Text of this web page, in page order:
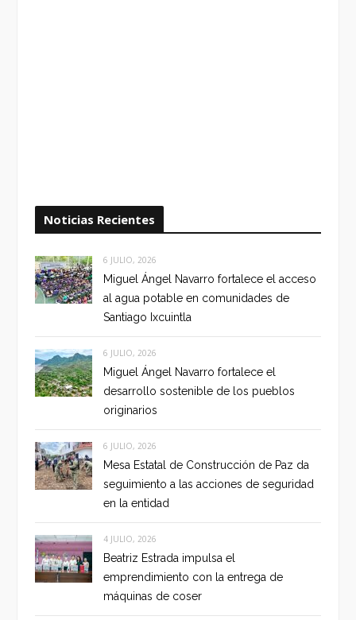
Noticias Recientes
6 JULIO, 2026
Miguel Ángel Navarro fortalece el acceso
al agua potable en comunidades de
Santiago Ixcuintla
6 JULIO, 2026
Miguel Ángel Navarro fortalece el
desarrollo sostenible de los pueblos
originarios
6 JULIO, 2026
Mesa Estatal de Construcción de Paz da
seguimiento a las acciones de seguridad
en la entidad
4 JULIO, 2026
Beatriz Estrada impulsa el
emprendimiento con la entrega de
máquinas de coser